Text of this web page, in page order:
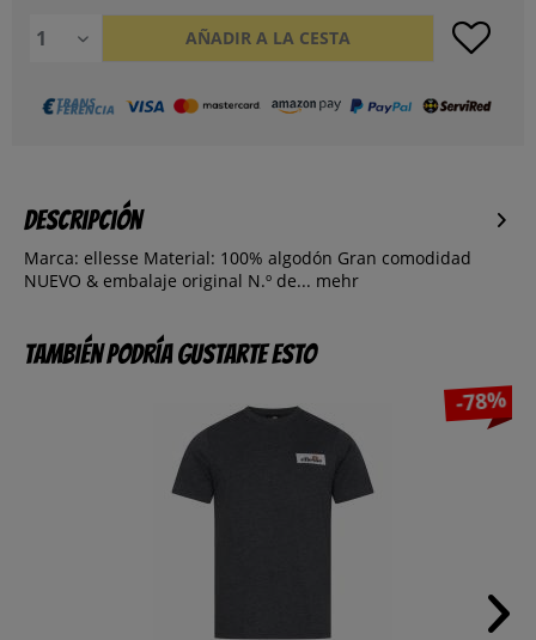
AÑADIR A LA CESTA
Descripción
Marca: ellesse Material: 100% algodón Gran comodidad
NUEVO & embalaje original N.º de... mehr
También podría gustarte esto
-78%